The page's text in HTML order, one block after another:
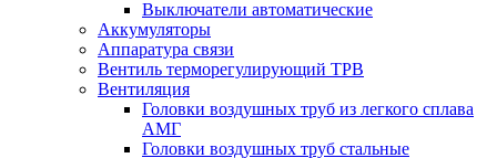
Выключатели автоматические
Аккумуляторы
Аппаратура связи
Вентиль терморегулирующий ТРВ
Вентиляция
Головки воздушных труб из легкого сплава
АМГ
Головки воздушных труб стальные